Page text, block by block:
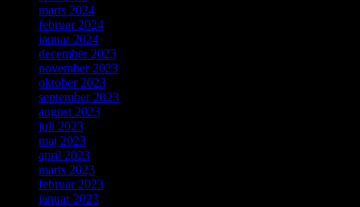
marts 2024
februar 2024
januar 2024
december 2023
november 2023
oktober 2023
september 2023
august 2023
juli 2023
maj 2023
april 2023
marts 2023
februar 2023
januar 2023